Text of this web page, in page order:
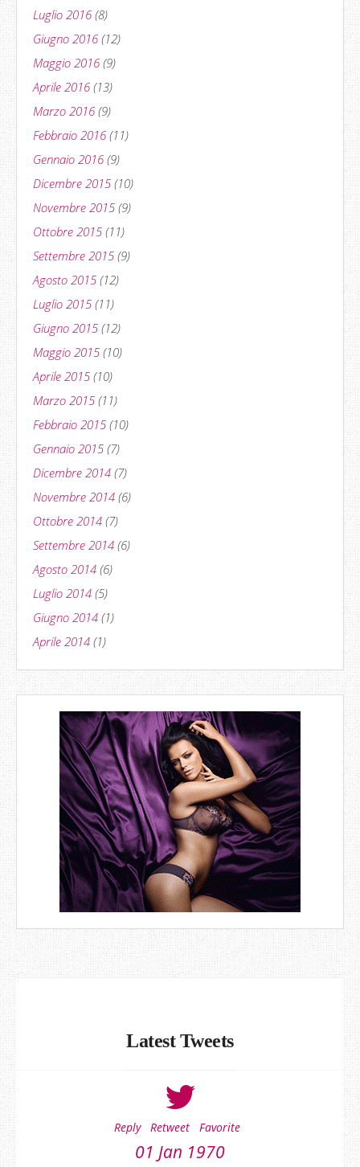
Luglio 2016 (8)
Giugno 2016 (12)
Maggio 2016 (9)
Aprile 2016 (13)
Marzo 2016 (9)
Febbraio 2016 (11)
Gennaio 2016 (9)
Dicembre 2015 (10)
Novembre 2015 (9)
Ottobre 2015 (11)
Settembre 2015 (9)
Agosto 2015 (12)
Luglio 2015 (11)
Giugno 2015 (12)
Maggio 2015 (10)
Aprile 2015 (10)
Marzo 2015 (11)
Febbraio 2015 (10)
Gennaio 2015 (7)
Dicembre 2014 (7)
Novembre 2014 (6)
Ottobre 2014 (7)
Settembre 2014 (6)
Agosto 2014 (6)
Luglio 2014 (5)
Giugno 2014 (1)
Aprile 2014 (1)
Latest Tweets
Reply Retweet Favorite
01 Jan 1970